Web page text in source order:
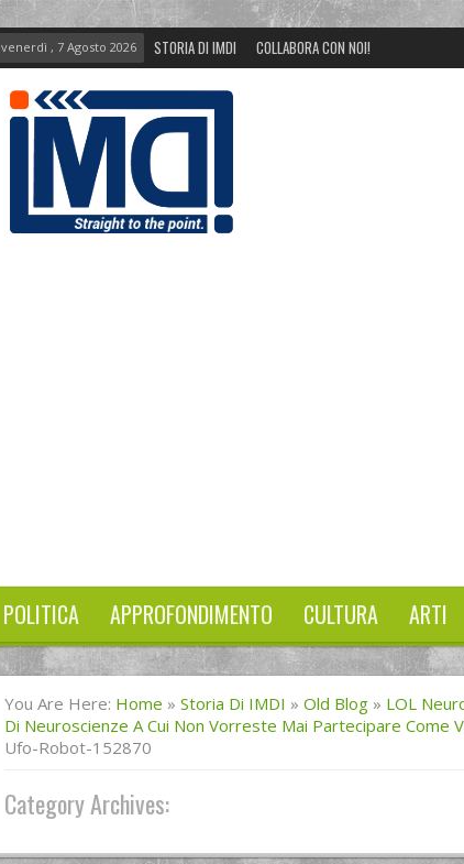
venerdì , 7 Agosto 2026 STORIA DI IMDI COLLABORA CON NOI!
POLITICA APPROFONDIMENTO CULTURA ARTI
You Are Here: Home » Storia Di IMDI » Old Blog » LOL
Di Neuroscienze A Cui Non Vorreste Mai Partecipare Come
Ufo-Robot-152870
Category Archives: